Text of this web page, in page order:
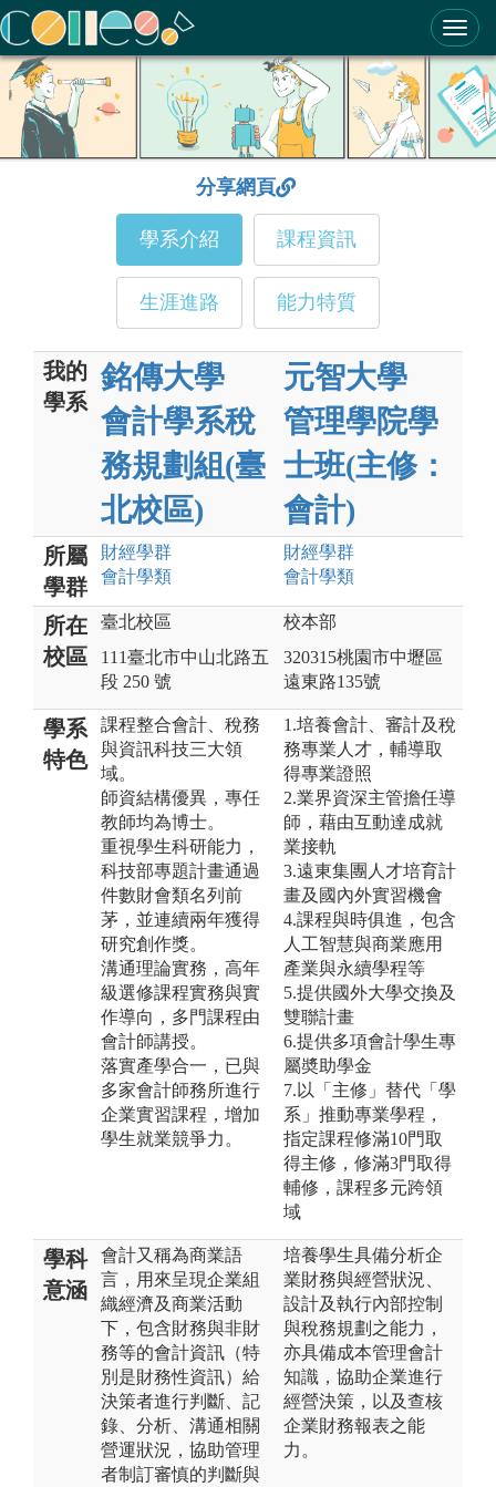
ColleGo! 大學選才與高中育才輔助系統
分享網頁
學系介紹 課程資訊
生涯進路 能力特質
我的
學系
銘傳大學
會計學系稅
務規劃組(臺
北校區)
元智大學
管理學院學
士班(主修：
會計)
所屬
學群
財經學群
會計學類
財經學群
會計學類
所在
校區
臺北校區
111臺北市中山北路五
段 250 號
校本部
320315桃園市中壢區
遠東路135號
學系
特色
課程整合會計、稅務
與資訊科技三大領
域。
師資結構優異，專任
教師均為博士。
重視學生科研能力，
科技部專題計畫通過
件數財會類名列前
茅，並連續兩年獲得
研究創作獎。
溝通理論實務，高年
級選修課程實務與實
作導向，多門課程由
會計師講授。
落實產學合一，已與
多家會計師務所進行
企業實習課程，增加
學生就業競爭力。
1.培養會計、審計及稅
務專業人才，輔導取
得專業證照
2.業界資深主管擔任導
師，藉由互動達成就
業接軌
3.遠東集團人才培育計
畫及國內外實習機會
4.課程與時俱進，包含
人工智慧與商業應用
產業與永續學程等
5.提供國外大學交換及
雙聯計畫
6.提供多項會計學生專
屬奬助學金
7.以「主修」替代「學
系」推動專業學程，
指定課程修滿10門取
得主修，修滿3門取得
輔修，課程多元跨領
域
學科
意涵
會計又稱為商業語
言，用來呈現企業組
織經濟及商業活動
下，包含財務與非財
務等的會計資訊（特
別是財務性資訊）給
決策者進行判斷、記
錄、分析、溝通相關
營運狀況，協助管理
者制訂審慎的判斷與
培養學生具備分析企
業財務與經營狀況、
設計及執行內部控制
與稅務規劃之能力，
亦具備成本管理會計
知識，協助企業進行
經營決策，以及查核
企業財務報表之能
力。